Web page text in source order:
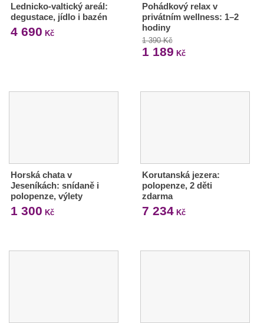
Lednicko-valtický areál:
degustace, jídlo i bazén
4 690 Kč
Pohádkový relax v
privátním wellness: 1–2
hodiny
1 390 Kč
1 189 Kč
Horská chata v
Jeseníkách: snídaně i
polopenze, výlety
1 300 Kč
Korutanská jezera:
polopenze, 2 děti
zdarma
7 234Kč